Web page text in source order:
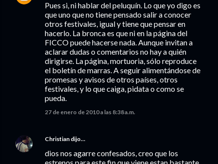
Pues si, ni hablar del peluquín. Lo que yo digo es
que uno que no tiene pensado salir a conocer
otros festivales, igual y tiene que pensar en
hacerlo. La bronca es que ni en la página del
FICCO puede hacerse nada. Aunque invitan a
aclarar dudas o comentarios no hay a quién
dirigirse. La página, mortuoria, sólo reproduce
el boletín de marras. A seguir alimentándose de
promesas y avisos de otros países, otros
festivales, y lo que caiga, pidata o como se
pueda.
27 de enero de 2010 a las 8:38 a.m.
Christian dijo…
dios nos agarre confesados, creo que los